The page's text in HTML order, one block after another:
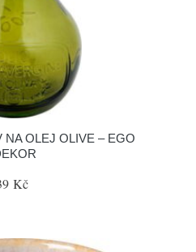
NA OLEJ OLIVE – EGO
Kč